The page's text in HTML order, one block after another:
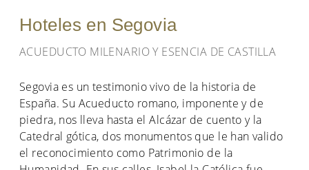
Hoteles en Segovia
ACUEDUCTO MILENARIO Y ESENCIA DE CASTILLA
Segovia es un testimonio vivo de la historia de
España. Su Acueducto romano, imponente y de
piedra, nos lleva hasta el Alcázar de cuento y la
Catedral gótica, dos monumentos que le han valido
el reconocimiento como Patrimonio de la